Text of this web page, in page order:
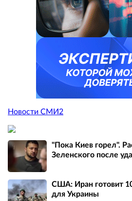
Новости СМИ2
"Пока Киев горел".
Зеленского после
США: Иран готовит
для Украины